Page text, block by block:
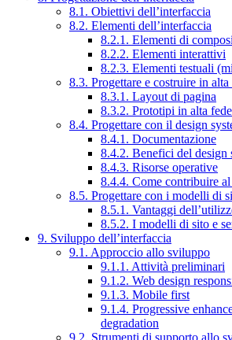
8.1. Obiettivi dell’interfaccia
8.2. Elementi dell’interfaccia
8.2.1. Elementi di
8.2.2. Elementi interattivi
8.2.3. Elementi testuali
8.3. Progettare e costruire in alta
8.3.1. Layout di pagina
8.3.2. Prototipi in alta
8.4. Progettare con il design
8.4.1. Documentazione
8.4.2. Benefici del design
8.4.3. Risorse operative
8.4.4. Come contribuire
8.5. Progettare con i modelli di
8.5.1. Vantaggi
8.5.2. I modelli di sito e
9. Sviluppo dell’interfaccia
9.1. Approccio allo sviluppo
9.1.1. Attività preliminari
9.1.2. Web design
9.1.3. Mobile first
9.1.4. Progressive
degradation
9.2. Strumenti di supporto allo